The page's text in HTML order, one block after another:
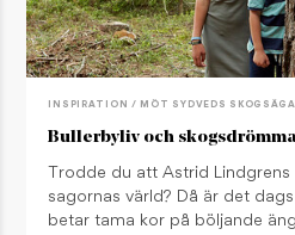
INSPIRATION / MÖT SYDVEDS
Bullerbyliv och
Trodde du att Astrid
sagornas värld? Då är det
betar tama kor på böljande